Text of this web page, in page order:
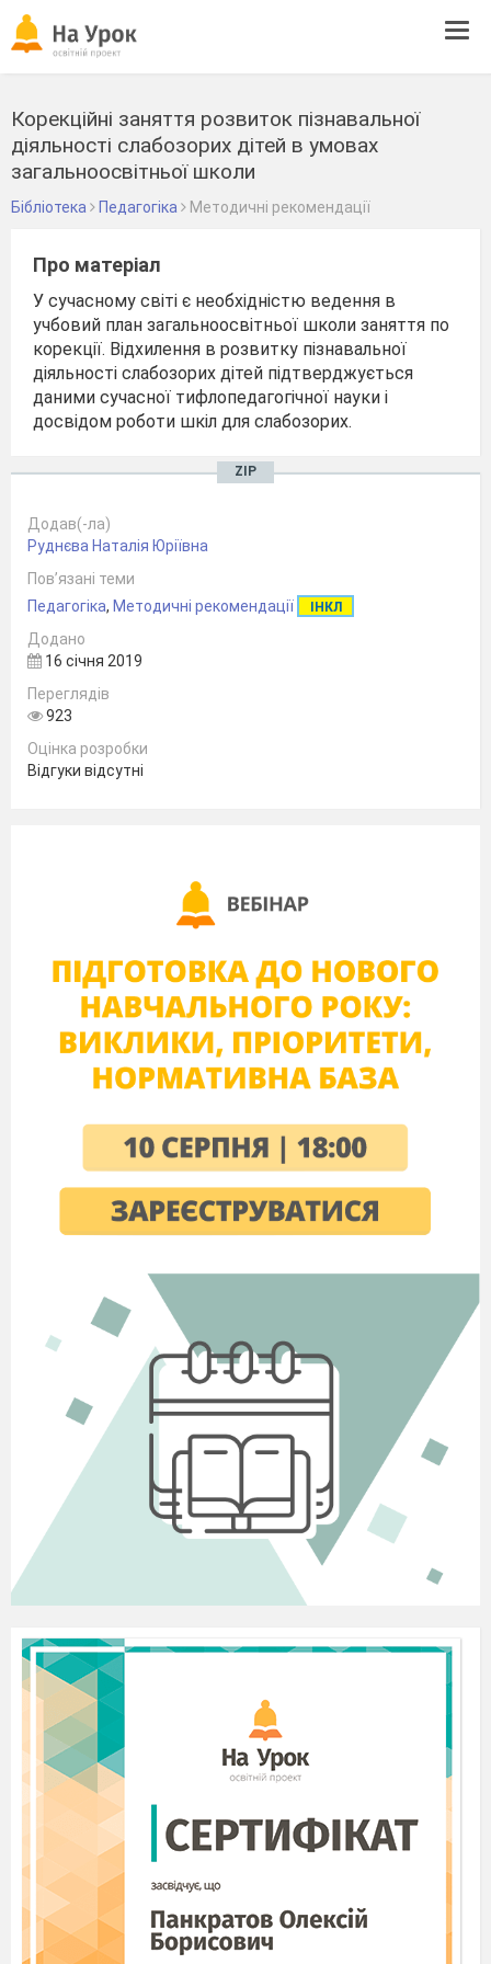
Корекційні заняття розвиток пізнавальної
діяльності слабозорих дітей в умовах
загальноосвітньої школи
Бібліотека Педагогіка Методичні рекомендації
Про матеріал
У сучасному світі є необхідністю ведення в
учбовий план загальноосвітньої школи заняття по
корекції. Відхилення в розвитку пізнавальної
діяльності слабозорих дітей підтверджується
даними сучасної тифлопедагогічної науки і
досвідом роботи шкіл для слабозорих.
ZIP
Додав(-ла)
Руднєва Наталія Юріївна
Пов’язані теми
Педагогіка, Методичні рекомендації ІНКЛ
Додано
16 січня 2019
Переглядів
923
Оцінка розробки
Відгуки відсутні